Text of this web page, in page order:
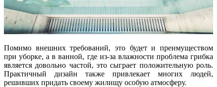
Помимо внешних требований, это будет и преимуществом
при уборке, а в ванной, где из-за влажности проблема грибка
является довольно частой, это сыграет положительную роль.
Практичный дизайн также привлекает многих людей,
решивших придать своему жилищу особую атмосферу.